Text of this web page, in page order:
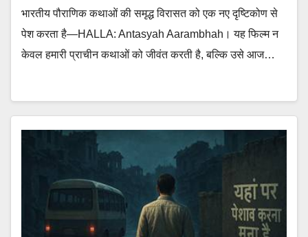
भारतीय पौराणिक कथाओं की समृद्ध विरासत को एक नए दृष्टिकोण से
पेश करता है—HALLA: Antasyah Aarambhah। यह फिल्म न
केवल हमारी प्राचीन कथाओं को जीवंत करती है, बल्कि उसे आज…